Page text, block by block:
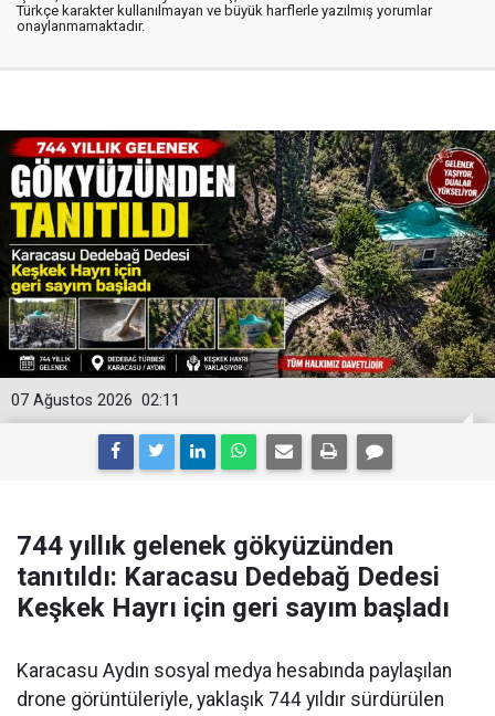
Türkçe karakter kullanılmayan ve büyük harflerle yazılmış yorumlar
onaylanmamaktadır.
02:11
07 Ağustos 2026
744 yıllık gelenek gökyüzünden
tanıtıldı: Karacasu Dedebağ Dedesi
Keşkek Hayrı için geri sayım başladı
Karacasu Aydın sosyal medya hesabında paylaşılan
drone görüntüleriyle, yaklaşık 744 yıldır sürdürülen